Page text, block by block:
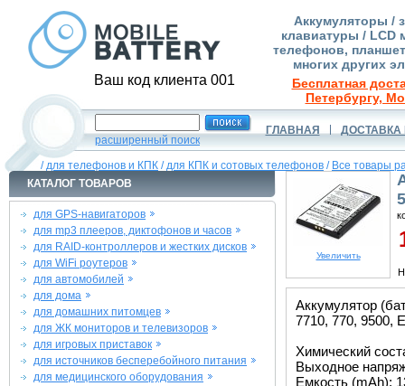
Ваш код клиента 001
Аккумуляторы /
клавиатуры / LCD
телефонов,
многих других
Бесплатная
Петербургу,
расширенный поиск
ГЛАВНАЯ ДОСТАВКА
/для телефонов и КПК /для КПК и сотовых телефонов / Все товары
КАТАЛОГ ТОВАРОВ
для GPS-навигаторов
для mp3 плееров, диктофонов и часов
для RAID-контроллеров и жестких дисков
для WiFi роутеров
для автомобилей
для дома
для домашних питомцев
для ЖК мониторов и телевизоров
для игровых приставок
для источников бесперебойного питания
для медицинского оборудования
Увеличить
Аккумулятор
7710, 770, 9500,
Химический
Выходное
Емкость (mAh):